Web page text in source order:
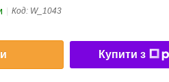
Код: W_1043
Купити з